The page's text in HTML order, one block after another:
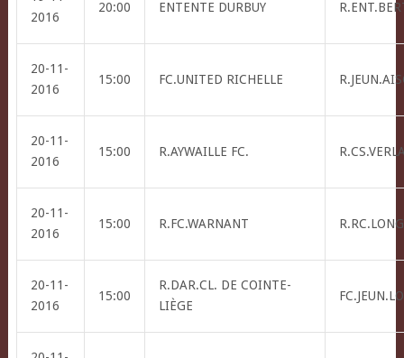
2016
20:00 ENTENTE DURBUY
20-11-
2016
15:00 FC.UNITED RICHELLE
20-11-
2016
15:00 R.AYWAILLE FC.
20-11-
2016
15:00 R.FC.WARNANT
20-11-
2016
15:00
R.DAR.CL. DE COINTE-
LIÈGE